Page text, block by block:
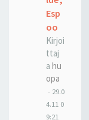
Esp
oo
Kirjoi
ttaj
a hu
opa
- 29.0
4.11 0
9:21